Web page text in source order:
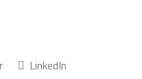
LinkedIn